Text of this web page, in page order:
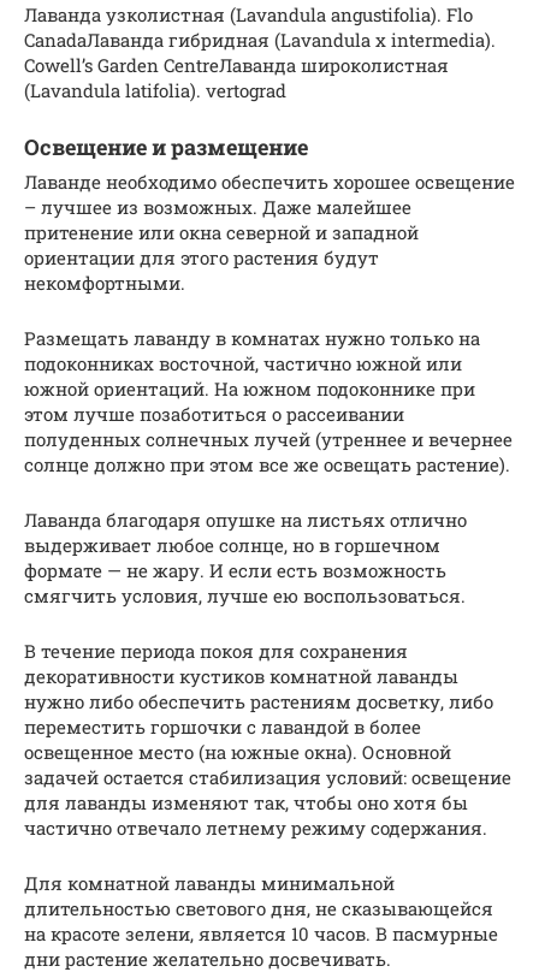
Лаванда узколистная (Lavandula angustifolia). Flo
CanadaЛаванда гибридная (Lavandula x intermedia).
Cowell’s Garden CentreЛаванда широколистная
(Lavandula latifolia). vertograd
Освещение и размещение
Лаванде необходимо обеспечить хорошее освещение
– лучшее из возможных. Даже малейшее
притенение или окна северной и западной
ориентации для этого растения будут
некомфортными.
Размещать лаванду в комнатах нужно только на
подоконниках восточной, частично южной или
южной ориентаций. На южном подоконнике при
этом лучше позаботиться о рассеивании
полуденных солнечных лучей (утреннее и вечернее
солнце должно при этом все же освещать растение).
Лаванда благодаря опушке на листьях отлично
выдерживает любое солнце, но в горшечном
формате — не жару. И если есть возможность
смягчить условия, лучше ею воспользоваться.
В течение периода покоя для сохранения
декоративности кустиков комнатной лаванды
нужно либо обеспечить растениям досветку, либо
переместить горшочки с лавандой в более
освещенное место (на южные окна). Основной
задачей остается стабилизация условий: освещение
для лаванды изменяют так, чтобы оно хотя бы
частично отвечало летнему режиму содержания.
Для комнатной лаванды минимальной
длительностью светового дня, не сказывающейся
на красоте зелени, является 10 часов. В пасмурные
дни растение желательно досвечивать.